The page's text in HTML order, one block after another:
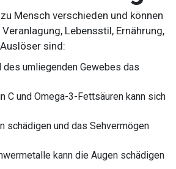
Mensch verschieden und können
Lebensstil, Ernährung,
sind:
des umliegenden Gewebes das
C und Omega-3-Fettsäuren kann sich
schädigen und das Sehvermögen
kann die Augen schädigen